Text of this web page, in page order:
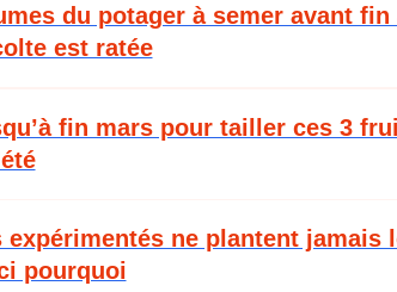
du potager à semer avant
est ratée
fin mars pour tailler ces 3
expérimentés ne plantent jamais
pourquoi